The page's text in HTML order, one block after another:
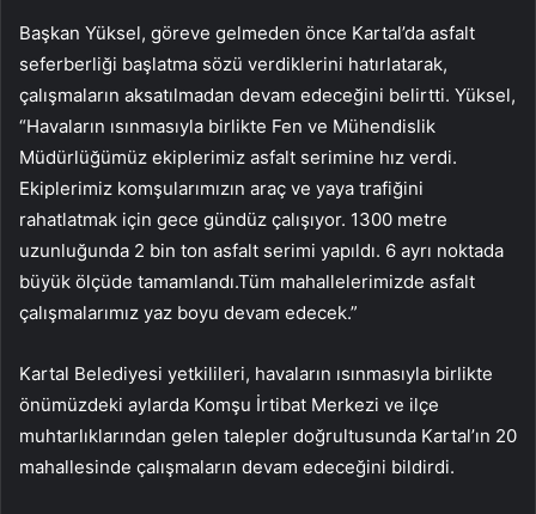
Başkan Yüksel, göreve gelmeden önce Kartal’da asfalt
seferberliği başlatma sözü verdiklerini hatırlatarak,
çalışmaların aksatılmadan devam edeceğini belirtti. Yüksel,
“Havaların ısınmasıyla birlikte Fen ve Mühendislik
Müdürlüğümüz ekiplerimiz asfalt serimine hız verdi.
Ekiplerimiz komşularımızın araç ve yaya trafiğini
rahatlatmak için gece gündüz çalışıyor. 1300 metre
uzunluğunda 2 bin ton asfalt serimi yapıldı. 6 ayrı noktada
büyük ölçüde tamamlandı.Tüm mahallelerimizde asfalt
çalışmalarımız yaz boyu devam edecek.”
Kartal Belediyesi yetkilileri, havaların ısınmasıyla birlikte
önümüzdeki aylarda Komşu İrtibat Merkezi ve ilçe
muhtarlıklarından gelen talepler doğrultusunda Kartal’ın 20
mahallesinde çalışmaların devam edeceğini bildirdi.